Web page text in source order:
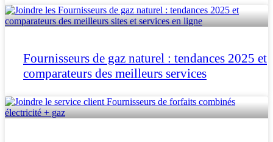
Fournisseurs de gaz naturel : tendances 2025 et
comparateurs des meilleurs services